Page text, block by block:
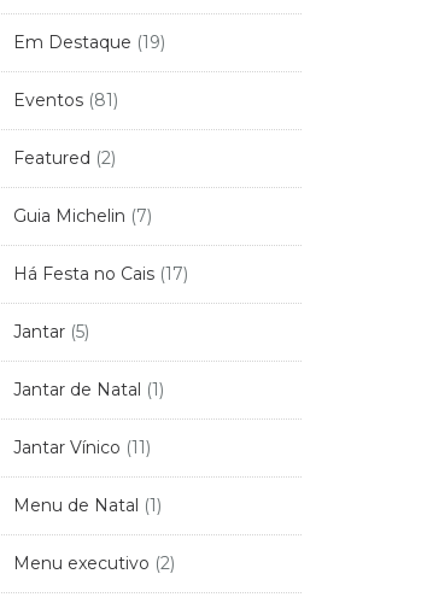
Em Destaque (19)
Eventos(81)
Featured (2)
Guia Michelin (7)
Há Festa no Cais(17)
Jantar(5)
Jantar de Natal (1)
Jantar Vínico (11)
Menu de Natal (1)
Menu executivo (2)